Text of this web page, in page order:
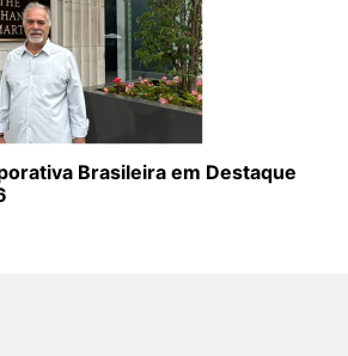
Brasileira em Destaque